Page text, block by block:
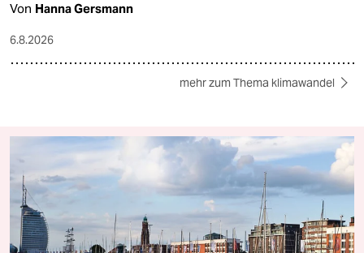
Von Hanna Gersmann
6.8.2026
mehr zum Thema klimawandel